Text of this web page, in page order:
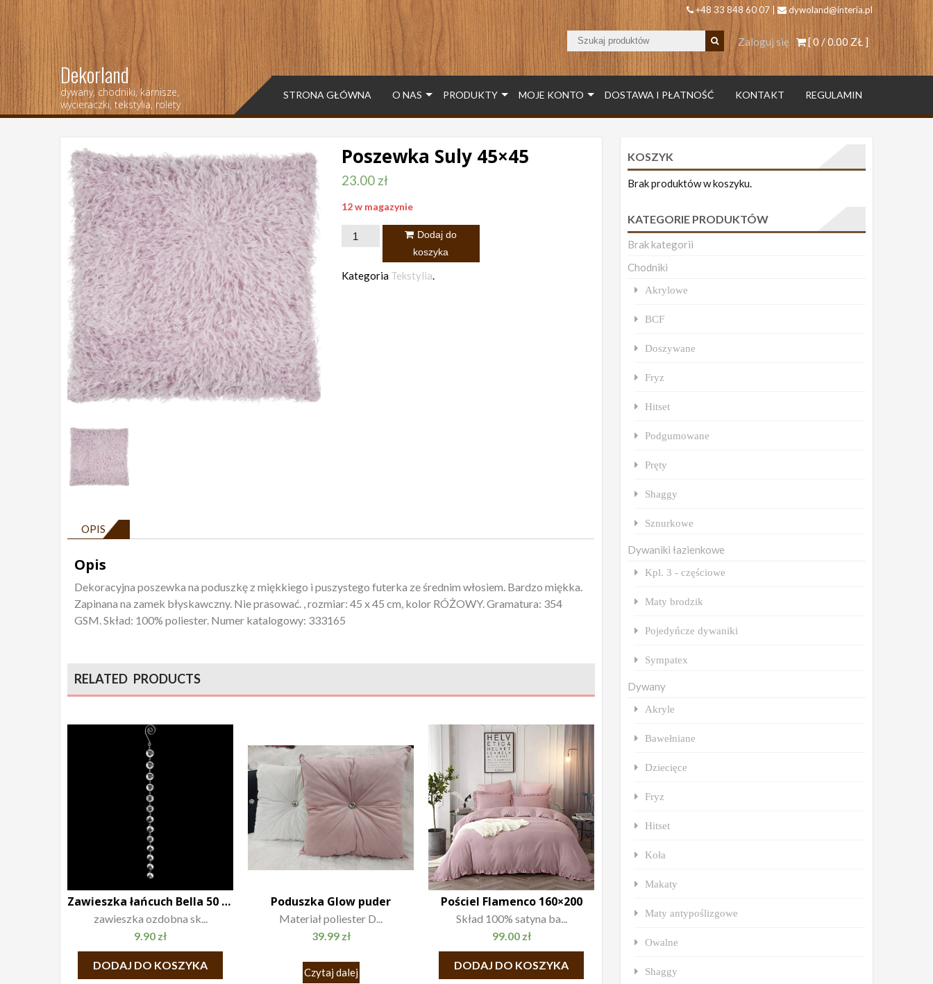
+48 33 848 60 07 | dywoland@interia.pl
[ 0 /0.00 ZŁ]
Zaloguj się
Dekorland
dywany, chodniki, karnisze,
wycieraczki, tekstylia, rolety
STRONA GŁÓWNA O NAS PRODUKTY MOJE KONTO DOSTAWA I PŁATNOŚĆ KONTAKT REGULAMIN
Poszewka Suly 45×45
23.00 zł
12 w magazynie
ilość
Suly
Dodaj do
koszyka
Kategoria Tekstylia.
OPIS
Opis
Dekoracyjna poszewka na poduszkę z miękkiego i puszystego futerka ze średnim włosiem. Bardzo miękka.
Zapinana na zamek błyskawczny. Nie prasować. , rozmiar: 45 x 45 cm, kolor RÓŻOWY. Gramatura: 354
GSM. Skład: 100% poliester. Numer katalogowy: 333165
RELATED PRODUCTS
Zawieszka łańcuch Bella 50 cm
zawieszka ozdobna sk...
9.90 zł
DODAJ DO KOSZYKA
Poduszka Glow puder
Materiał poliester D...
39.99 zł
Czytaj dalej
Pościel Flamenco 160×200
Skład 100% satyna ba...
99.00 zł
DODAJ DO KOSZYKA
KOSZYK
Brak produktów w koszyku.
KATEGORIE PRODUKTÓW
Brak kategorii
Chodniki
Akrylowe
BCF
Doszywane
Fryz
Hitset
Podgumowane
Pręty
Shaggy
Sznurkowe
Dywaniki łazienkowe
Kpl. 3 - częściowe
Maty brodzik
Pojedyńcze dywaniki
Sympatex
Dywany
Akryle
Bawełniane
Dziecięce
Fryz
Hitset
Koła
Makaty
Maty antypoślizgowe
Owalne
Shaggy